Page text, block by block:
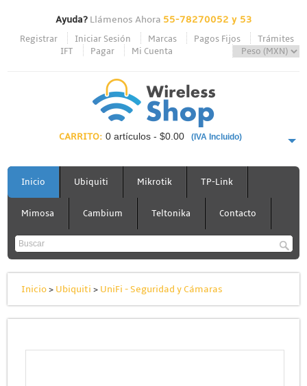
Ayuda?Llámenos Ahora 55-78270052 y 53
Registrar Iniciar Sesión Marcas Pagos Fijos
Trámites
IFT
Pagar Mi Cuenta
CARRITO: 0 artículos - $0.00 (IVA Incluido)
PAGAR AHORA
Inicio Ubiquiti Mikrotik TP-Link
Mimosa Cambium Teltonika Contacto
Inicio> Ubiquiti > UniFi - Seguridad y Cámaras